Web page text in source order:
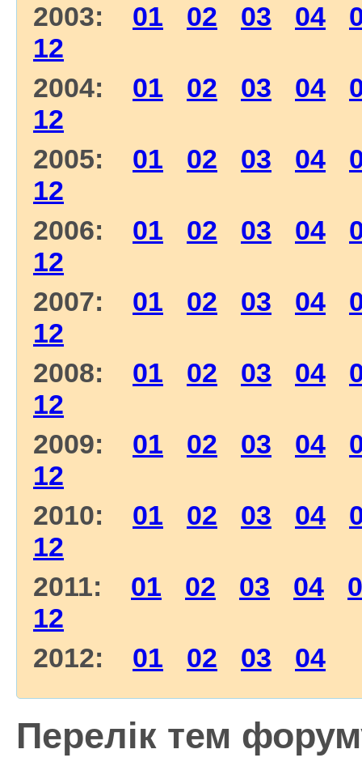
2003: 01 02 03 04
12
2004: 01 02 03 04
12
2005: 01 02 03 04
12
2006: 01 02 03 04
12
2007: 01 02 03 04
12
2008: 01 02 03 04
12
2009: 01 02 03 04
12
2010: 01 02 03 04
12
2011: 01 02 03 04
12
2012: 01 02 03 04
Перелік тем